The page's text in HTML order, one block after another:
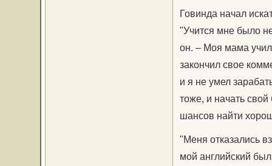
Говинда начал
"Учится мне было
он. – Моя мама
закончил свое
и я не умел
тоже, и начать
шансов найти
"Меня отказались
мой английский